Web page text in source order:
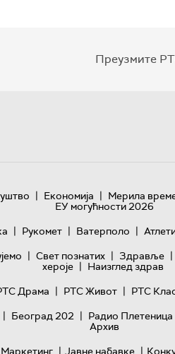
Преузмите
| Економија | Мерила
ЕУ могућности 2026
| Рукомет | Ватерполо |
| Свет познатих | Здравље |
хероје | Наизглед здрав
Драма | РТС Живот | РТС
| Београд 202 | Радио Плетеница
Архив
Маркетинг | Јавне набавке |